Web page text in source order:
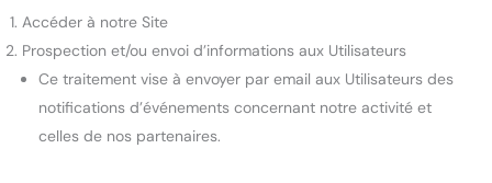
Accéder à notre Site
Prospection et/ou envoi d’informations aux Utilisateurs
Ce traitement vise à envoyer par email aux Utilisateurs des
notifications d’événements concernant notre activité et
celles de nos partenaires.